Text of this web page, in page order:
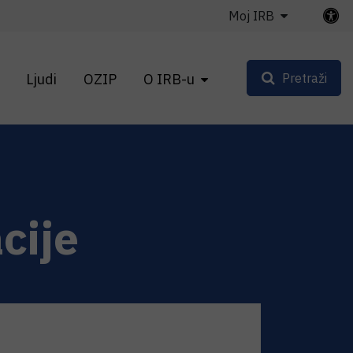
Ljudi OZIP O IRB-u
Moj IRB
Pretraži